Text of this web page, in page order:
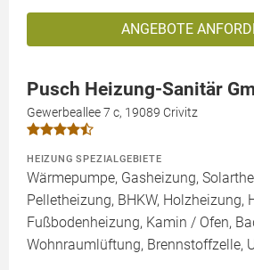
ANGEBOTE
Pusch Heizung-Sanitär
Gewerbeallee 7 c, 19089 Crivitz
HEIZUNG SPEZIALGEBIETE
Wärmepumpe, Gasheizung,
Pelletheizung, BHKW, Holzheizung,
Fußbodenheizung, Kamin / Ofen,
Wohnraumlüftung, Brennstoffzelle,